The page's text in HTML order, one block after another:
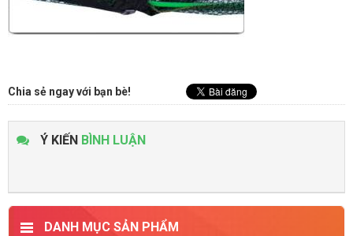
Chia sẻ ngay với bạn bè!
Ý KIẾN BÌNH LUẬN
DANH MỤC SẢN PHẨM